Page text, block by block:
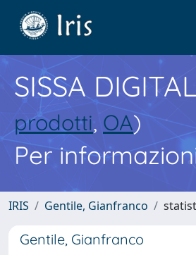
SISSA
prodotti, OA)
Per
IRIS Gentile, Gianfranco
Gentile, Gianfranco